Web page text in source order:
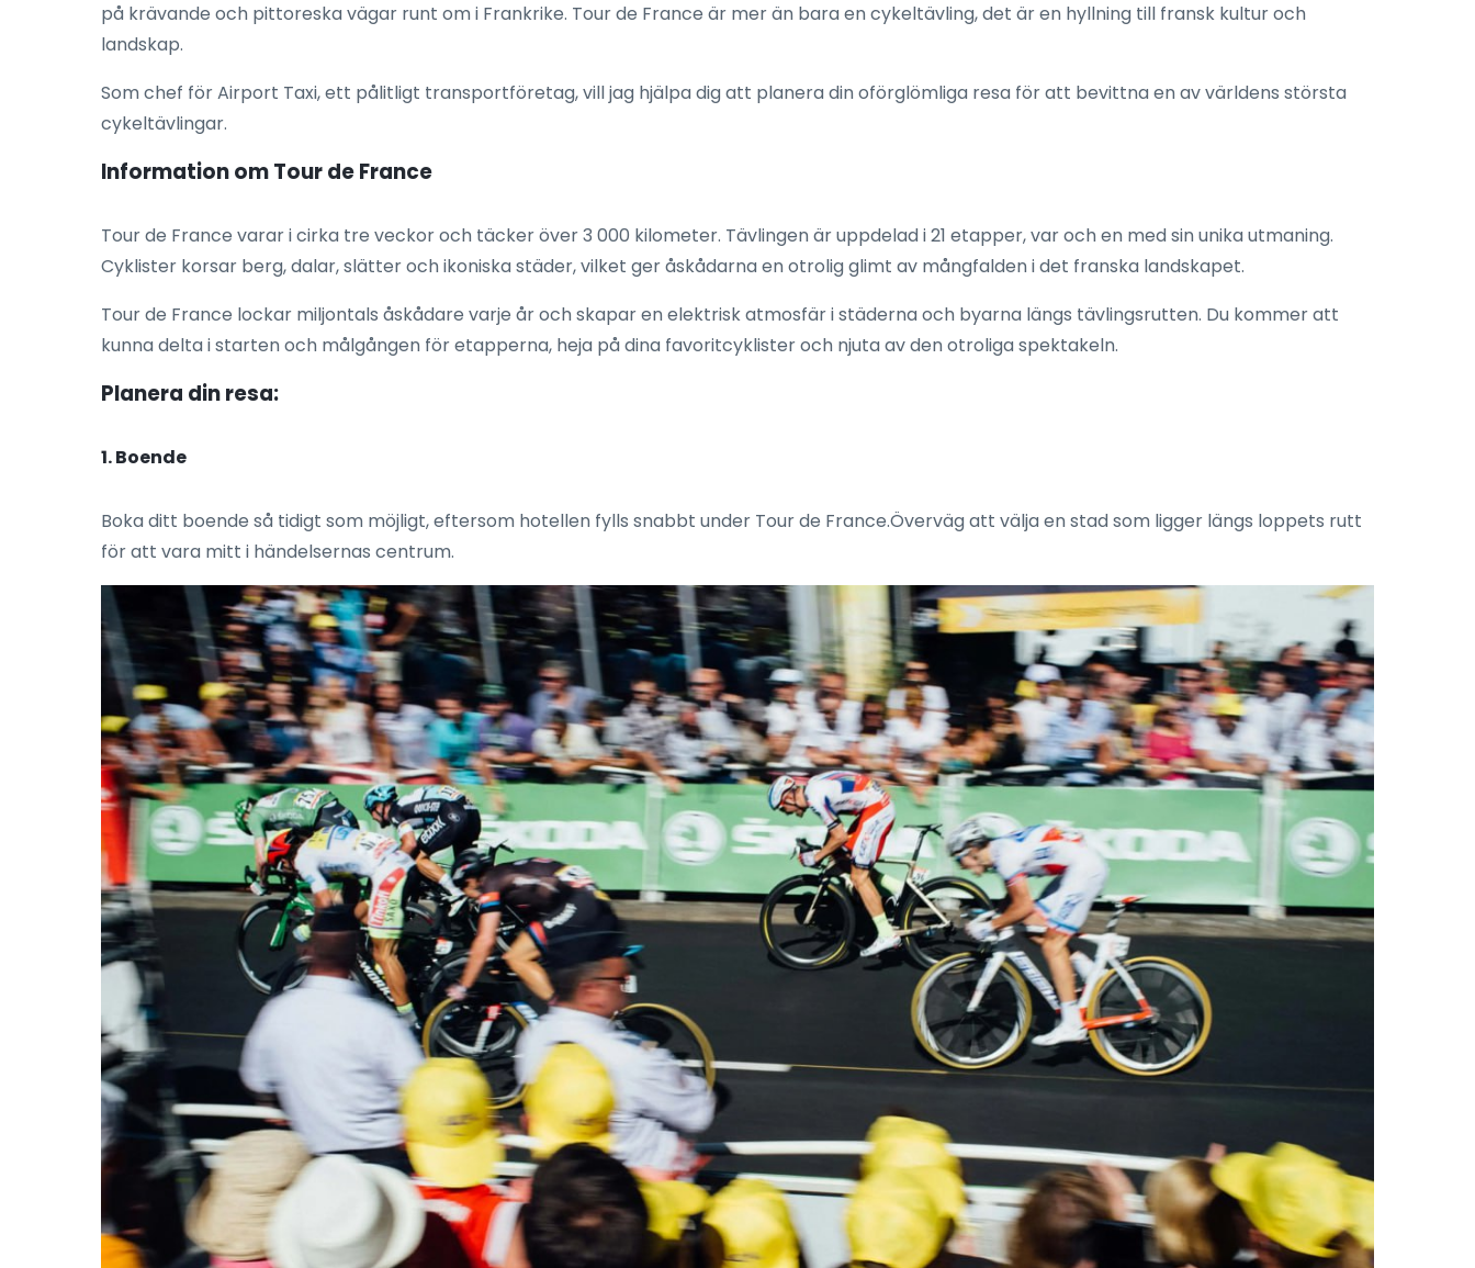
på krävande och pittoreska vägar runt om i Frankrike. Tour de France är mer än bara en cykeltävling, det är en hyllning till fransk kultur och
landskap.
Som chef för Airport Taxi, ett pålitligt transportföretag, vill jag hjälpa dig att planera din oförglömliga resa för att bevittna en av världens största
cykeltävlingar.
Information om Tour de France
Tour de France varar i cirka tre veckor och täcker över 3 000 kilometer. Tävlingen är uppdelad i 21 etapper, var och en med sin unika utmaning.
Cyklister korsar berg, dalar, slätter och ikoniska städer, vilket ger åskådarna en otrolig glimt av mångfalden i det franska landskapet.
Tour de France lockar miljontals åskådare varje år och skapar en elektrisk atmosfär i städerna och byarna längs tävlingsrutten. Du kommer att
kunna delta i starten och målgången för etapperna, heja på dina favoritcyklister och njuta av den otroliga spektakeln.
Planera din resa:
1. Boende
Boka ditt boende så tidigt som möjligt, eftersom hotellen fylls snabbt under Tour de France.Överväg att välja en stad som ligger längs loppets rutt
för att vara mitt i händelsernas centrum.